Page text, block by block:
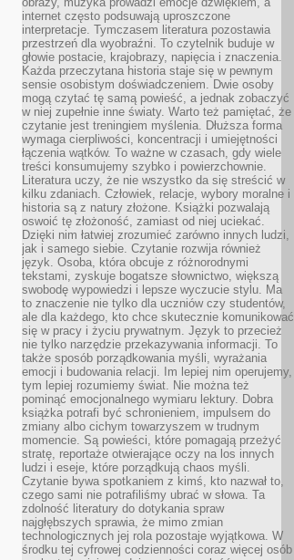
internet często podsuwają uproszczone
interpretacje. Tymczasem literatura pozostawia
przestrzeń dla wyobraźni. To czytelnik buduje w
głowie postacie, krajobrazy, napięcia i znaczenia.
Każda przeczytana historia staje się w pewnym
sensie osobistym doświadczeniem. Dwie osoby
mogą czytać tę samą powieść, a jednak zobaczyć
w niej zupełnie inne światy. Warto też pamiętać, że
czytanie jest treningiem myślenia. Dłuższa forma
wymaga cierpliwości, koncentracji i umiejętności
łączenia wątków. To ważne w czasach, gdy wiele
treści konsumujemy szybko i powierzchownie.
Literatura uczy, że nie wszystko da się streścić w
kilku zdaniach. Człowiek, relacje, wybory moralne i
historia są z natury złożone. Książki pozwalają
oswoić tę złożoność, zamiast od niej uciekać.
Dzięki nim łatwiej zrozumieć zarówno innych ludzi,
jak i samego siebie. Czytanie rozwija również
język. Osoba, która obcuje z różnorodnymi
tekstami, zyskuje bogatsze słownictwo, większą
swobodę wypowiedzi i lepsze wyczucie stylu. Ma
to znaczenie nie tylko dla uczniów czy studentów,
ale dla każdego, kto chce skutecznie komunikować
się w pracy i życiu prywatnym. Język to przecież
nie tylko narzędzie przekazywania informacji. To
także sposób porządkowania myśli, wyrażania
emocji i budowania relacji. Im lepiej nim operujemy,
tym lepiej rozumiemy świat. Nie można też
pominąć emocjonalnego wymiaru lektury. Dobra
książka potrafi być schronieniem, impulsem do
zmiany albo cichym towarzyszem w trudnym
momencie. Są powieści, które pomagają przeżyć
stratę, reportaże otwierające oczy na los innych
ludzi i eseje, które porządkują chaos myśli.
Czytanie bywa spotkaniem z kimś, kto nazwał to,
czego sami nie potrafiliśmy ubrać w słowa. Ta
zdolność literatury do dotykania spraw
najgłębszych sprawia, że mimo zmian
technologicznych jej rola pozostaje wyjątkowa. W
środku tej cyfrowej codzienności coraz więcej osób